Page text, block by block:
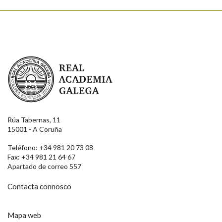
Real Academia Galega
Rúa Tabernas, 11
15001 - A Coruña
Teléfono: +34 981 20 73 08
Fax: +34 981 21 64 67
Apartado de correo 557
Contacta connosco
Mapa web